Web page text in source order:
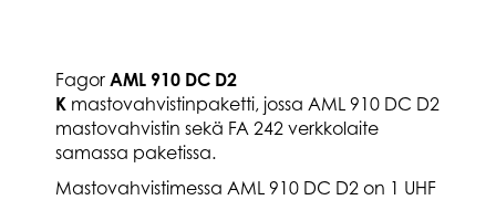
Fagor AML 910 DC D2
K mastovahvistinpaketti, jossa AML 910 DC D2
mastovahvistin sekä FA 242 verkkolaite
samassa paketissa.
Mastovahvistimessa AML 910 DC D2 on 1 UHF